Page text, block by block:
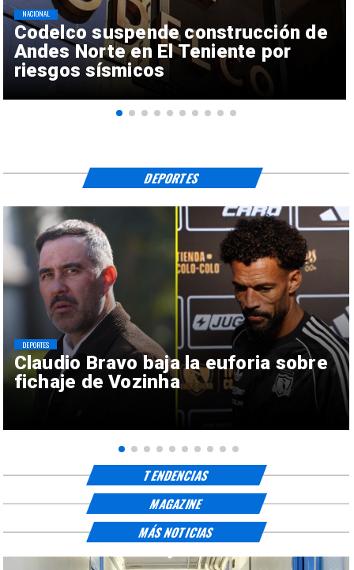
Codelco suspende construcción de
Andes Norte en El Teniente por
riesgos sísmicos
NACIONAL
Claudio Bravo baja la euforia sobre
fichaje de Vozinha
DEPORTES
DEPORTES
TENDENCIAS
MAGAZINE
MÁS NOTICIAS